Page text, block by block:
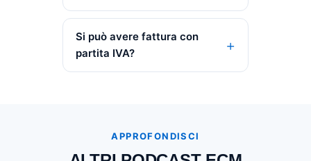
Si può avere fattura con
partita IVA?
APPROFONDISCI